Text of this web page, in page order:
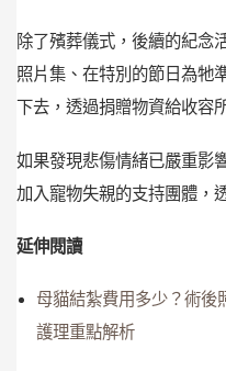
除了殯葬儀式，後續的紀念
照片集、在特別的節日為牠
下去，透過捐贈物資給收容
如果發現悲傷情緒已嚴重影
加入寵物失親的支持團體，
延伸閱讀
母貓結紮費用多少？術後
護理重點解析